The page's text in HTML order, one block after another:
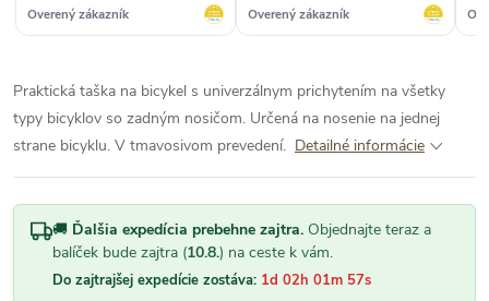
Overený zákazník Overený zákazník
Praktická taška na bicykel s univerzálnym prichytením na všetky
typy bicyklov so zadným nosičom. Určená na nosenie na jednej
strane bicyklu. V tmavosivom prevedení. Detailné informácie
🚚 Ďalšia expedícia prebehne zajtra. Objednajte teraz a
balíček bude zajtra (10.8.) na ceste k vám.
Do zajtrajšej expedície zostáva: 1d 02h 01m 57s